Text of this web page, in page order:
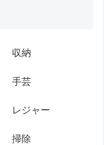
収納
手芸
レジャー
掃除